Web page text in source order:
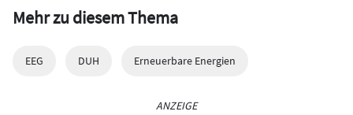
Mehr zu diesem Thema
EEG DUH Erneuerbare Energien
ANZEIGE